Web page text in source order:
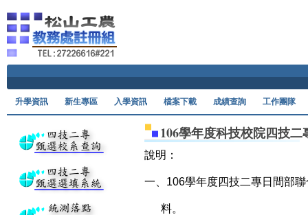
升學資訊 新生專區 入學資訊 檔案下載 成績查詢 工作團隊
106學年度科技校院四技
說明：
一、106學年度四技二專日間部
料。